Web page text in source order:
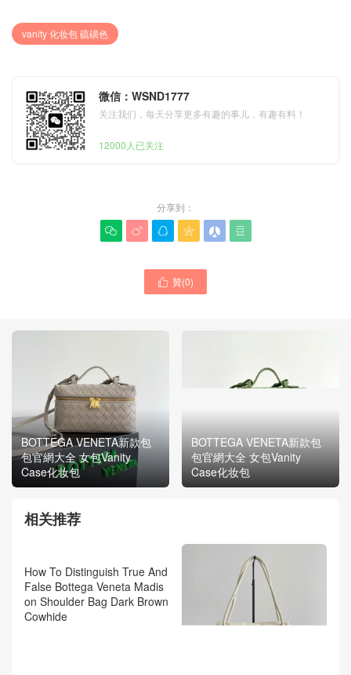
vanity 化妆包 硫磺色
微信：WSND1777
关注我们，每天分享更多有趣的事儿，有趣有料！
12000人已关注
分享到：
     
 贊(0)
BOTTEGA VENETA新款包
包官網大全 女包Vanity
Case化妆包
BOTTEGA VENETA新款包
包官網大全 女包Vanity
Case化妆包
相关推荐